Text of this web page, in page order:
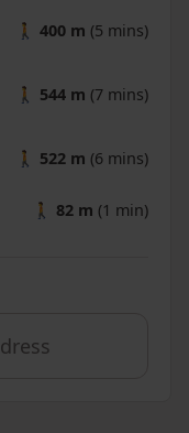
🚶 400 m (5 mins)
🚶 544 m (7 mins)
🚶 522 m (6 mins)
🚶 82 m (1 min)